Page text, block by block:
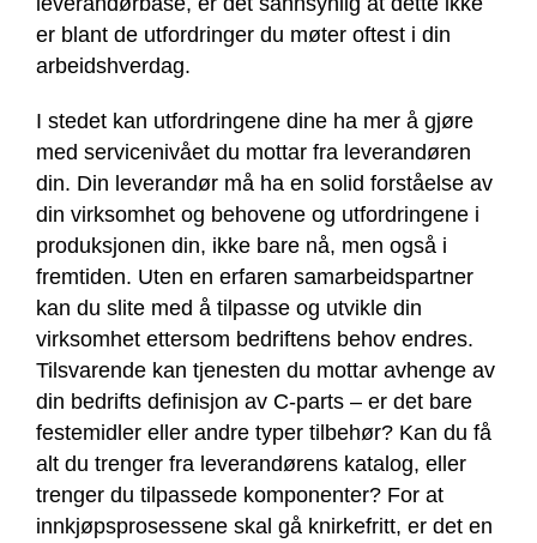
er blant de utfordringer du møter oftest i din
arbeidshverdag.
I stedet kan utfordringene dine ha mer å gjøre
med servicenivået du mottar fra leverandøren
din. Din leverandør må ha en solid forståelse av
din virksomhet og behovene og utfordringene i
produksjonen din, ikke bare nå, men også i
fremtiden. Uten en erfaren samarbeidspartner
kan du slite med å tilpasse og utvikle din
virksomhet ettersom bedriftens behov endres.
Tilsvarende kan tjenesten du mottar avhenge av
din bedrifts definisjon av C-parts – er det bare
festemidler eller andre typer tilbehør? Kan du få
alt du trenger fra leverandørens katalog, eller
trenger du tilpassede komponenter? For at
innkjøpsprosessene skal gå knirkefritt, er det en